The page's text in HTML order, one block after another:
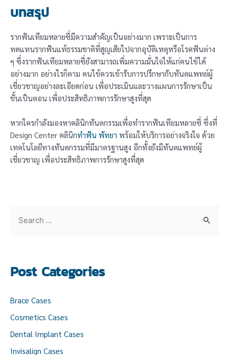
บทสรุป
รากฟันเทียมหลายซี่มีความสำคัญเป็นอย่างมาก เพราะเป็นการ
ทดแทนรากฟันแท้ธรรมชาติที่สูญเสียไปจากอุบัติเหตุหรือโรคฟันต่าง
ๆ ซึ่งรากฟันเทียมหลายซี่ยังสามารถเพิ่มความมั่นใจให้แก่คนไข้ได้
อย่างมาก อย่างไรก็ตาม คนไข้ควรเข้ารับการปรึกษากับทันตแพทย์ผู้
เชี่ยวชาญอย่างละเอียดก่อน เพื่อประเมินและวางแผนการรักษาเป็น
ขั้นเป็นตอน เพื่อประสิทธิภาพการรักษาสูงที่สุด
หากใครกำลังมองหาคลินิกทันตกรรมเพื่อทำรากฟันเทียมหลายซี่ ซึ่งที่
Design Center คลินิกทำฟัน พัทยา พร้อมให้บริการอย่างจริงใจ ด้วย
เทคโนโลยีทางทันตกรรมที่มีมาตรฐานสูง อีกทั้งยังมีทันตแพทย์ผู้
เชี่ยวชาญ เพื่อประสิทธิภาพการรักษาสูงที่สุด
f
o
r
:
Post Categories
Brace Cases
Cosmetics Cases
Dental Implant Cases
Invisalign Cases